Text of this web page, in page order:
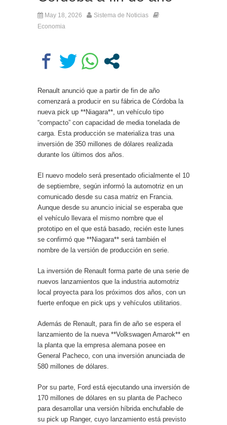
May 18, 2026
Sistema de Noticias
Economia
Renault anunció que a partir de fin de año
comenzará a producir en su fábrica de Córdoba la
nueva pick up **Niagara**, un vehículo tipo
“compacto” con capacidad de media tonelada de
carga. Esta producción se materializa tras una
inversión de 350 millones de dólares realizada
durante los últimos dos años.
El nuevo modelo será presentado oficialmente el 10
de septiembre, según informó la automotriz en un
comunicado desde su casa matriz en Francia.
Aunque desde su anuncio inicial se esperaba que
el vehículo llevara el mismo nombre que el
prototipo en el que está basado, recién este lunes
se confirmó que **Niagara** será también el
nombre de la versión de producción en serie.
La inversión de Renault forma parte de una serie de
nuevos lanzamientos que la industria automotriz
local proyecta para los próximos dos años, con un
fuerte enfoque en pick ups y vehículos utilitarios.
Además de Renault, para fin de año se espera el
lanzamiento de la nueva **Volkswagen Amarok** en
la planta que la empresa alemana posee en
General Pacheco, con una inversión anunciada de
580 millones de dólares.
Por su parte, Ford está ejecutando una inversión de
170 millones de dólares en su planta de Pacheco
para desarrollar una versión híbrida enchufable de
su pick up Ranger, cuyo lanzamiento está previsto